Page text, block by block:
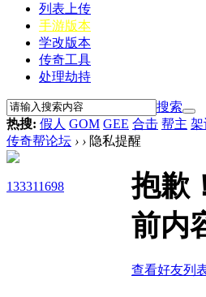
列表上传
手游版本
学改版本
传奇工具
处理劫持
搜索
热搜: 假人 GOM GEE 合击 帮主 架
传奇帮论坛 › › 隐私提醒
133311698
抱歉
前内
查看好友列